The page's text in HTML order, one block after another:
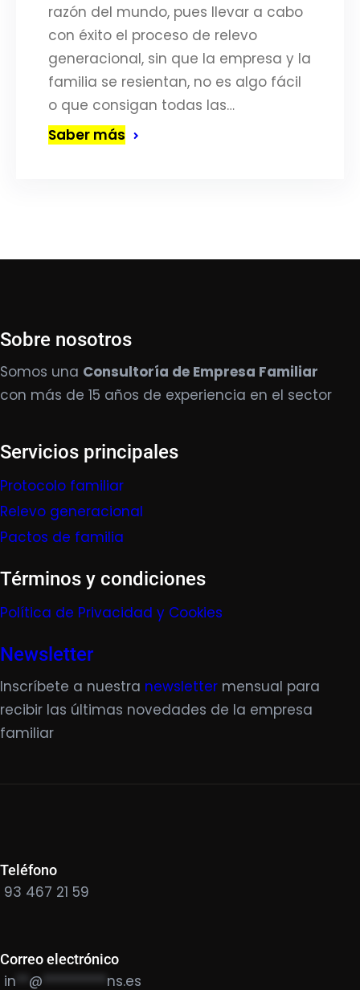
razón del mundo, pues llevar a cabo
con éxito el proceso de relevo
generacional, sin que la empresa y la
familia se resientan, no es algo fácil
o que consigan todas las…
Saber más
Sobre nosotros
Somos una Consultoría de Empresa Familiar
con más de 15 años de experiencia en el sector
Servicios principales
Protocolo familiar
Relevo generacional
Pactos de familia
Términos y condiciones
Política de Privacidad y Cookies
Newsletter
Inscríbete a nuestra newsletter mensual para
recibir las últimas novedades de la empresa
familiar
Teléfono
93 467 21 59
Correo electrónico
in @ ********** ns.es